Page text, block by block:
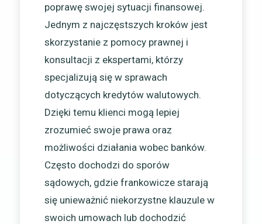
poprawę swojej sytuacji finansowej.
Jednym z najczęstszych kroków jest
skorzystanie z pomocy prawnej i
konsultacji z ekspertami, którzy
specjalizują się w sprawach
dotyczących kredytów walutowych.
Dzięki temu klienci mogą lepiej
zrozumieć swoje prawa oraz
możliwości działania wobec banków.
Często dochodzi do sporów
sądowych, gdzie frankowicze starają
się unieważnić niekorzystne klauzule w
swoich umowach lub dochodzić